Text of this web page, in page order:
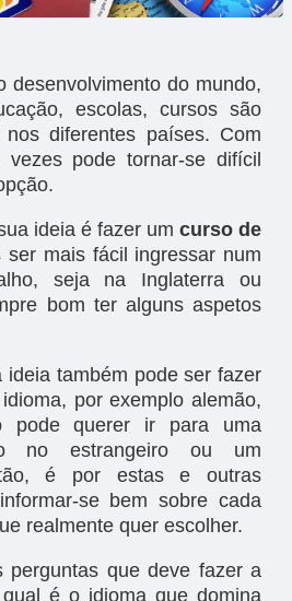
desenvolvimento do mundo,
escolas, cursos são
diferentes países. Com
pode tornar-se difícil
ideia é fazer um curso de
ser mais fácil ingressar num
seja na Inglaterra ou
bom ter alguns aspetos
ideia também pode ser fazer
por exemplo alemão,
pode querer ir para uma
no estrangeiro ou um
é por estas e outras
se bem sobre cada
realmente quer escolher.
perguntas que deve fazer a
é o idioma que domina